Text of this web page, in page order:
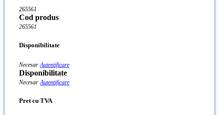
265561
Cod produs
265561
Disponibilitate
Necesar Autentificare
Disponibilitate
Necesar Autentificare
Pret cu TVA